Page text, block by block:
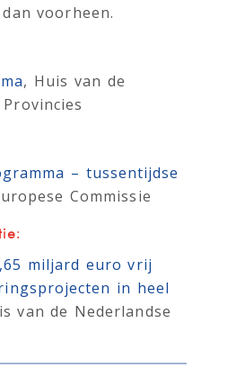
voorheen.
, Huis van de
– tussentijdse
Commissie
miljard euro vrij
in heel
van de Nederlandse